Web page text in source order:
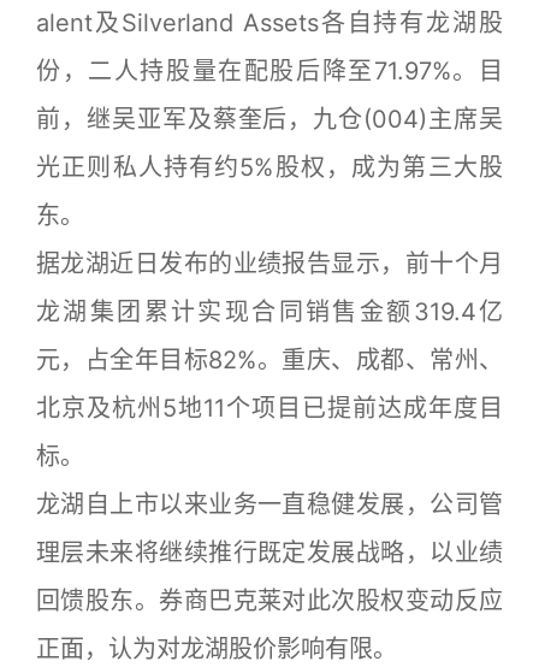
alent及Silverland Assets各自持有龙湖股
份，二人持股量在配股后降至71.97%。目
前，继吴亚军及蔡奎后，九仓(004)主席吴
光正则私人持有约5%股权，成为第三大股
东。
据龙湖近日发布的业绩报告显示，前十个月
龙湖集团累计实现合同销售金额319.4亿
元，占全年目标82%。重庆、成都、常州、
北京及杭州5地11个项目已提前达成年度目
标。
龙湖自上市以来业务一直稳健发展，公司管
理层未来将继续推行既定发展战略，以业绩
回馈股东。券商巴克莱对此次股权变动反应
正面，认为对龙湖股价影响有限。